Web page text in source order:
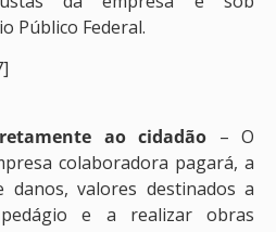
Público Federal.
ao cidadão – O
colaboradora pagará, a
valores destinados a
e a realizar obras